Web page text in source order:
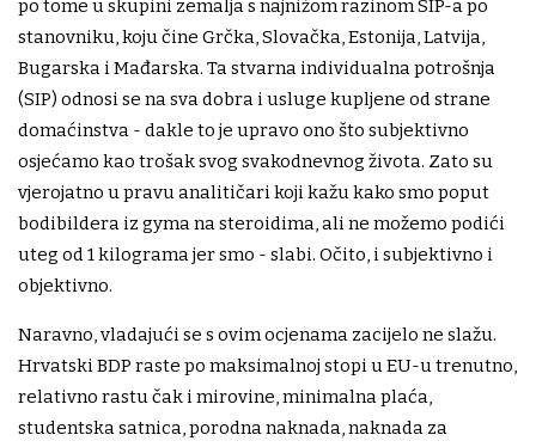
po tome u skupini zemalja s najnižom razinom SIP-a po
stanovniku, koju čine Grčka, Slovačka, Estonija, Latvija,
Bugarska i Mađarska. Ta stvarna individualna potrošnja
(SIP) odnosi se na sva dobra i usluge kupljene od strane
domaćinstva - dakle to je upravo ono što subjektivno
osjećamo kao trošak svog svakodnevnog života. Zato su
vjerojatno u pravu analitičari koji kažu kako smo poput
bodibildera iz gyma na steroidima, ali ne možemo podići
uteg od 1 kilograma jer smo - slabi. Očito, i subjektivno i
objektivno.
Naravno, vladajući se s ovim ocjenama zacijelo ne slažu.
Hrvatski BDP raste po maksimalnoj stopi u EU-u trenutno,
relativno rastu čak i mirovine, minimalna plaća,
studentska satnica, porodna naknada, naknada za